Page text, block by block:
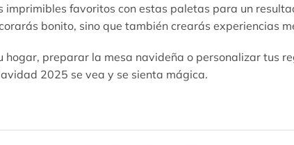
imprimibles favoritos con estas paletas para un
bonito, sino que también crearás experiencias
hogar, preparar la mesa navideña o personalizar tus
2025 se vea y se sienta mágica.